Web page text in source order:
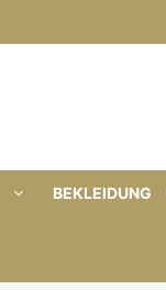
BEKLEIDUNG